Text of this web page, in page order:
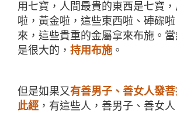
用七寶，人間最貴的東西是七寶
啦，黃金啦，這些東西啦、硨磲
來，這些貴重的金屬拿來布施。
是很大的， 持用布施 。
但是如果又有善男子、善女人發
此經 ，有這些人，善男子、善女